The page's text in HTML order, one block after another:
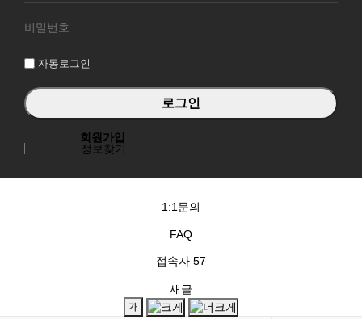
그
자동로그인
회원가입
정보찾기
1:1문의
FAQ
접속자 57
새글